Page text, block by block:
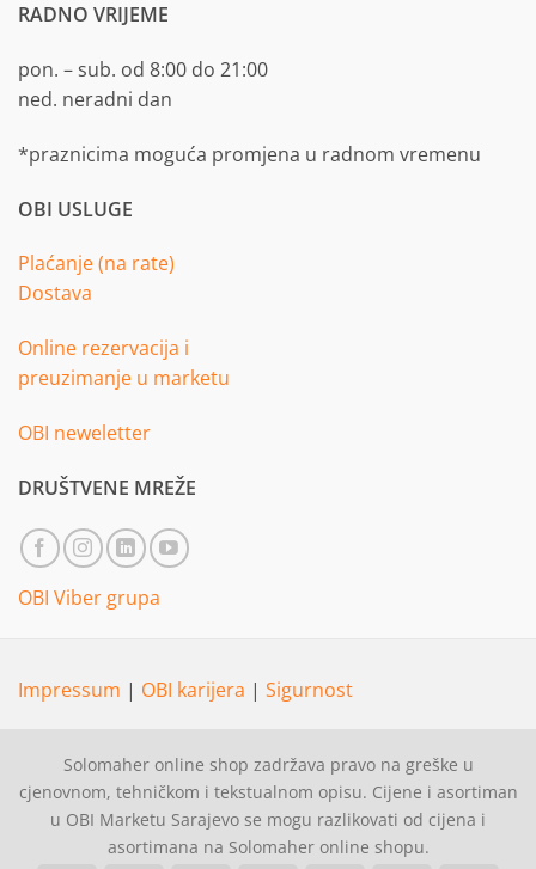
RADNO VRIJEME
pon. – sub. od 8:00 do 21:00
ned. neradni dan
*praznicima moguća promjena u radnom vremenu
OBI USLUGE
Plaćanje (na rate)
Dostava
Online rezervacija i
preuzimanje u marketu
OBI neweletter
DRUŠTVENE MREŽE
OBI Viber grupa
Impressum | OBI karijera | Sigurnost
Solomaher online shop zadržava pravo na greške u
cjenovnom, tehničkom i tekstualnom opisu. Cijene i asortiman
u OBI Marketu Sarajevo se mogu razlikovati od cijena i
asortimana na Solomaher online shopu.